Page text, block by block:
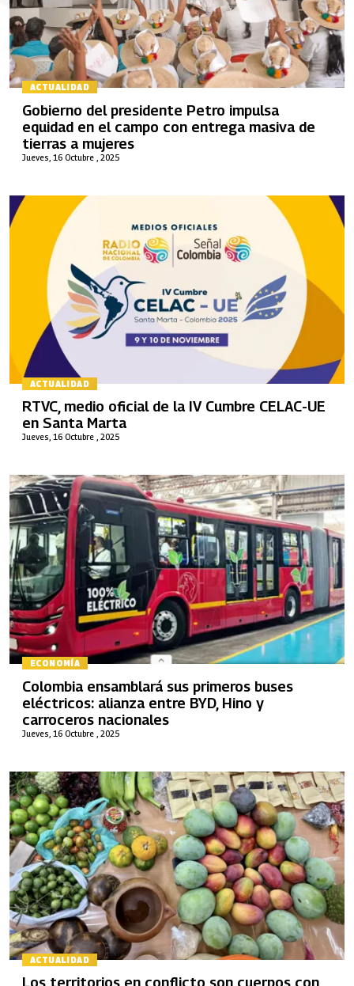
ACTUALIDAD
Jueves, 16 Octubre , 2025
Gobierno del presidente Petro impulsa
equidad en el campo con entrega masiva de
tierras a mujeres
ACTUALIDAD
Jueves, 16 Octubre , 2025
RTVC, medio oficial de la IV Cumbre CELAC-UE
en Santa Marta
ECONOMÍA
Jueves, 16 Octubre , 2025
Colombia ensamblará sus primeros buses
eléctricos: alianza entre BYD, Hino y
carroceros nacionales
ACTUALIDAD
Los territorios en conflicto son cuerpos con